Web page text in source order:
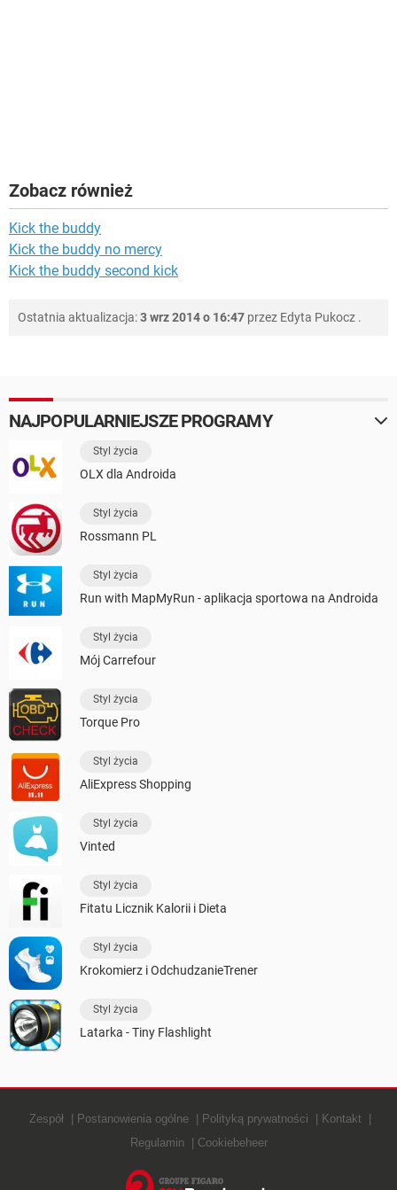
Zobacz również
Kick the buddy
Kick the buddy no mercy
Kick the buddy second kick
Ostatnia aktualizacja:3 wrz 2014 o 16:47 przez Edyta Pukocz .
NAJPOPULARNIEJSZE PROGRAMY
Styl życia
OLX dla Androida
Styl życia
Rossmann PL
Styl życia
Run with MapMyRun - aplikacja sportowa na Androida
Styl życia
Mój Carrefour
Styl życia
Torque Pro
Styl życia
AliExpress Shopping
Styl życia
Vinted
Styl życia
Fitatu Licznik Kalorii i Dieta
Styl życia
Krokomierz i OdchudzanieTrener
Styl życia
Latarka - Tiny Flashlight
Zespół Postanowienia ogólne Polityką prywatności
Kontakt
Regulamin
Cookiebeheer